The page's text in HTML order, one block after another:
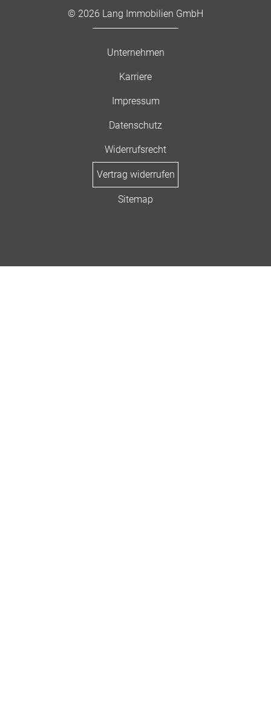
© 2026 Lang Immobilien GmbH
Unternehmen
Karriere
Impressum
Datenschutz
Widerrufsrecht
Vertrag widerrufen
Sitemap